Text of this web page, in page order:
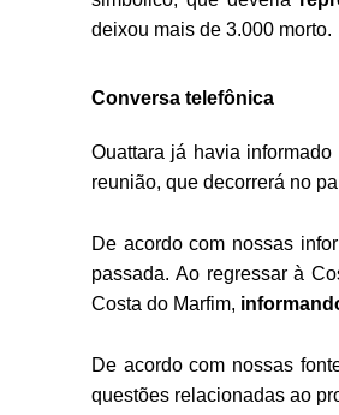
deixou mais de 3.000 morto.
Conversa telefônica
Ouattara já havia
reunião, que decorrerá no
De acordo com nossas
passada. Ao regressar à
Costa do Marfim,
De acordo com nossas
questões relacionadas ao